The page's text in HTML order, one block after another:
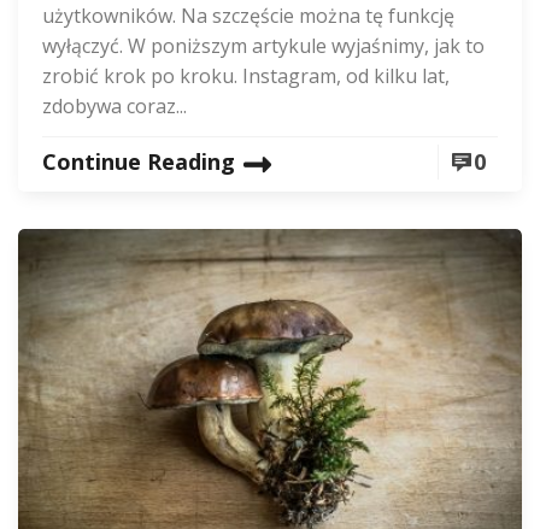
użytkowników. Na szczęście można tę funkcję
wyłączyć. W poniższym artykule wyjaśnimy, jak to
zrobić krok po kroku. Instagram, od kilku lat,
zdobywa coraz...
Continue Reading 0